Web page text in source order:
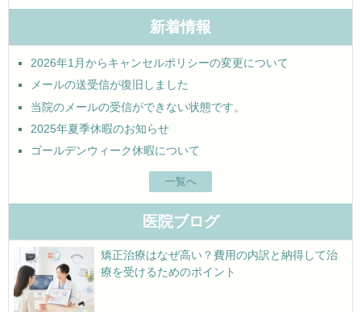
新着情報
2026年1月からキャンセルポリシーの変更について
メールの送受信が復旧しました
当院のメールの受信ができない状態です。
2025年夏季休暇のお知らせ
ゴールデンウィーク休暇について
一覧へ
医院ブログ
矯正治療はなぜ高い？費用の内訳と納得して治
療を受けるためのポイント